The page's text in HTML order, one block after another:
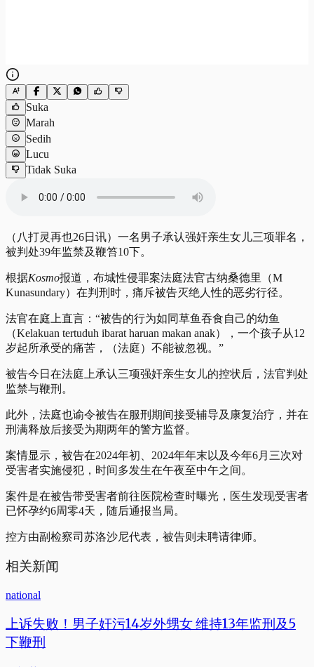
Suka
Marah
Sedih
Lucu
Tidak Suka
（八打灵再也26日讯）一名男子承认强奸亲生女儿三项罪名，
被判处39年监禁及鞭笞10下。
根据Kosmo报道，布城性侵罪案法庭法官古纳桑德里（M
Kunasundary）在判刑时，痛斥被告灭绝人性的恶劣行径。
法官在庭上直言：“被告的行为如同草鱼吞食自己的幼鱼
（Kelakuan tertuduh ibarat haruan makan anak）
，一个孩子从12
岁起所承受的痛苦，（法庭）不能被忽视。”
被告今日在法庭上承认三项强奸亲生女儿的控状后，法官判处
监禁与鞭刑。
此外，法庭也谕令被告在服刑期间接受辅导及康复治疗，并在
刑满释放后接受为期两年的警方监督。
案情显示，被告在2024年初、2024年年末以及今年6月三次对
受害者实施侵犯，时间多发生在午夜至中午之间。
案件是在被告带受害者前往医院检查时曝光，医生发现受害者
已怀孕约6周零4天，随后通报当局。
控方由副检察司苏洛沙尼代表，被告则未聘请律师。
相关新闻
national
上诉失败！男子奸污14岁外甥女 维持13年监刑及5
下鞭刑